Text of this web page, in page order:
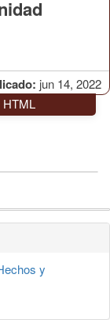
jun 14, 2022
HTML
y